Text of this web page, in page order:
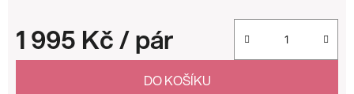
1 995 Kč/ pár
Měrná cena:
DO KOŠÍKU